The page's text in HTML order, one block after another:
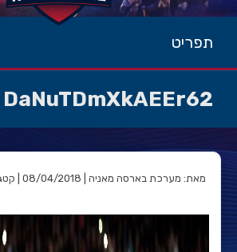
תפריט
DaNuTDmXkAEEr62
מאת: מערכת בארסה מאניה | 08/04/2018 | קטגוריה: